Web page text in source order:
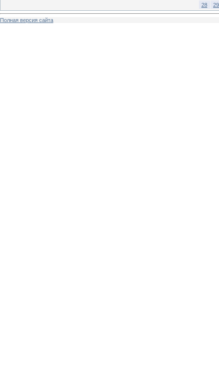
28 29
Полная версия сайта